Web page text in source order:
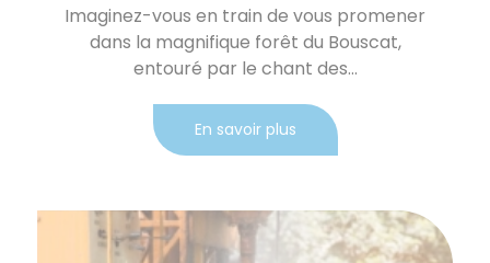
Imaginez-vous en train de vous promener
dans la magnifique forêt du Bouscat,
entouré par le chant des...
En savoir plus